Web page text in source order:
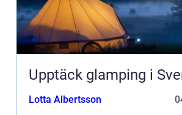
Upptäck glamping i
Lotta Albertsson